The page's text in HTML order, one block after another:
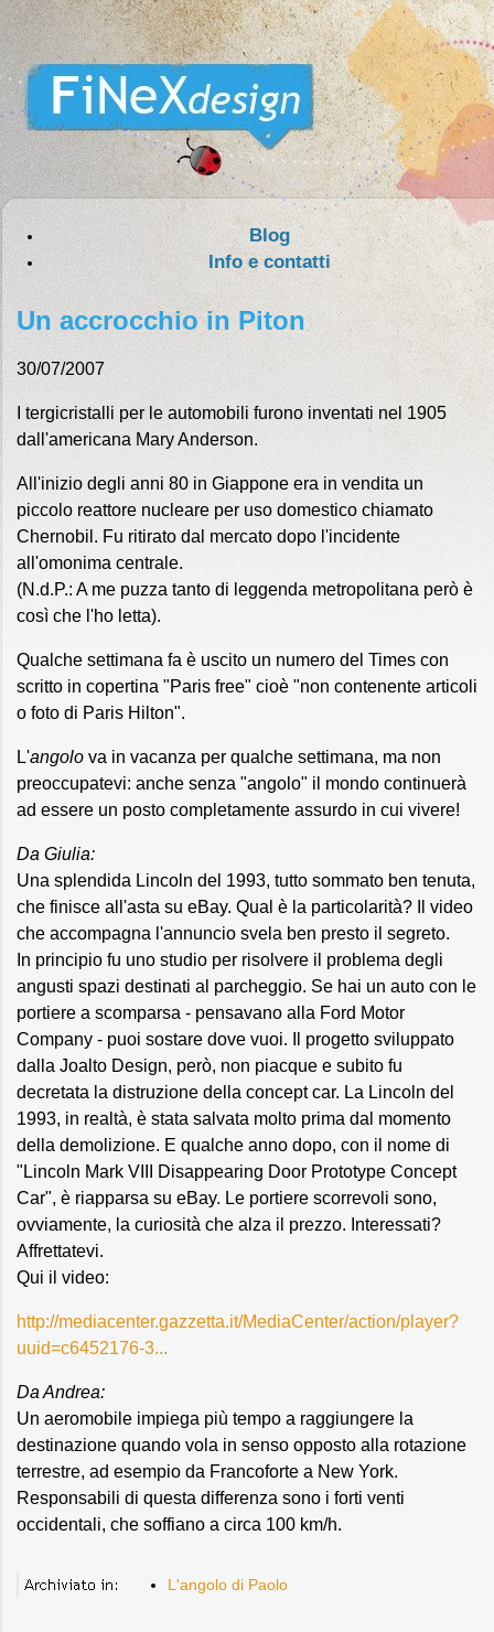
Blog
Info e contatti
Un accrocchio in Piton
30/07/2007
I tergicristalli per le automobili furono inventati nel 1905
dall'americana Mary Anderson.
All'inizio degli anni 80 in Giappone era in vendita un
piccolo reattore nucleare per uso domestico chiamato
Chernobil. Fu ritirato dal mercato dopo l'incidente
all'omonima centrale.
(N.d.P.: A me puzza tanto di leggenda metropolitana però è
così che l'ho letta).
Qualche settimana fa è uscito un numero del Times con
scritto in copertina "Paris free" cioè "non contenente articoli
o foto di Paris Hilton".
L'angolo va in vacanza per qualche settimana, ma non
preoccupatevi: anche senza "angolo" il mondo continuerà
ad essere un posto completamente assurdo in cui vivere!
Da Giulia:
Una splendida Lincoln del 1993, tutto sommato ben tenuta,
che finisce all'asta su eBay. Qual è la particolarità? Il video
che accompagna l'annuncio svela ben presto il segreto.
In principio fu uno studio per risolvere il problema degli
angusti spazi destinati al parcheggio. Se hai un auto con le
portiere a scomparsa - pensavano alla Ford Motor
Company - puoi sostare dove vuoi. Il progetto sviluppato
dalla Joalto Design, però, non piacque e subito fu
decretata la distruzione della concept car. La Lincoln del
1993, in realtà, è stata salvata molto prima dal momento
della demolizione. E qualche anno dopo, con il nome di
"Lincoln Mark VIII Disappearing Door Prototype Concept
Car", è riapparsa su eBay. Le portiere scorrevoli sono,
ovviamente, la curiosità che alza il prezzo. Interessati?
Affrettatevi.
Qui il video:
http://mediacenter.gazzetta.it/MediaCenter/action/player?
uuid=c6452176-3...
Da Andrea:
Un aeromobile impiega più tempo a raggiungere la
destinazione quando vola in senso opposto alla rotazione
terrestre, ad esempio da Francoforte a New York.
Responsabili di questa differenza sono i forti venti
occidentali, che soffiano a circa 100 km/h.
L'angolo di Paolo